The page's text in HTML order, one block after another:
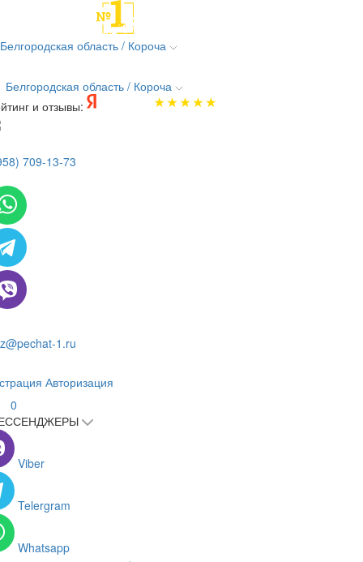
Белгородская область / Короча
Белгородская область / Короча
и отзывы:
709-13-73
1.ru
Авторизация
0
Viber
Telergram
Whatsapp